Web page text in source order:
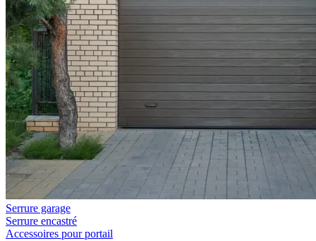
Serrure garage
Serrure encastré
Accessoires pour portail